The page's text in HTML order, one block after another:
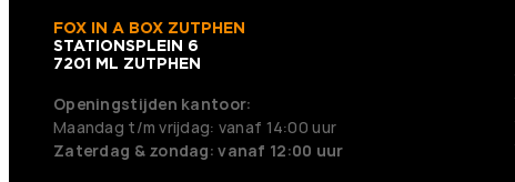
FOX IN A BOX ZUTPHEN
STATIONSPLEIN 6
7201 ML ZUTPHEN
Openingstijden kantoor:
Maandag t/m vrijdag: vanaf 14:00 uur
Zaterdag & zondag: vanaf 12:00 uur